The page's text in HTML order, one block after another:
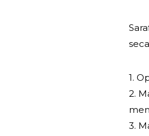
1.
2.
3.